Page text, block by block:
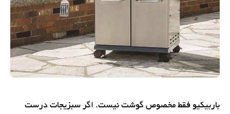
باربیکیو فقط مخصوص گوشت نیست. اگر سبزیجات درست